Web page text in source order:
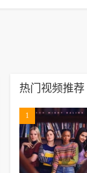
热门视频推荐
1